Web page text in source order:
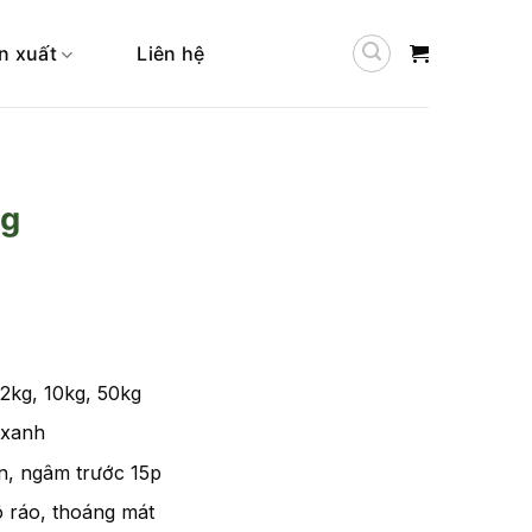
xuất Liên hệ
10kg, 50kg
ngâm trước 15p
ráo, thoáng mát